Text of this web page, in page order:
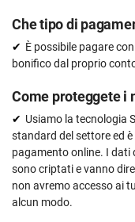
Che tipo di
È possibile pagare
bonifico dal proprio
Come proteggete i
Usiamo la tecnologia
standard del settore ed
pagamento online. I dati
sono criptati e vanno
non avremo accesso ai
alcun modo.